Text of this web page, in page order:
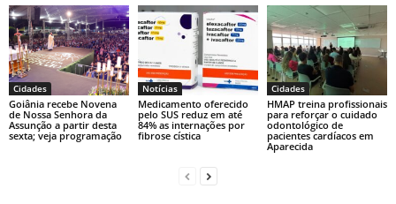
Cidades
Goiânia recebe Novena
de Nossa Senhora da
Assunção a partir desta
sexta; veja programação
Notícias
Medicamento oferecido
pelo SUS reduz em até
84% as internações por
fibrose cística
Cidades
HMAP treina profissionais
para reforçar o cuidado
odontológico de
pacientes cardíacos em
Aparecida